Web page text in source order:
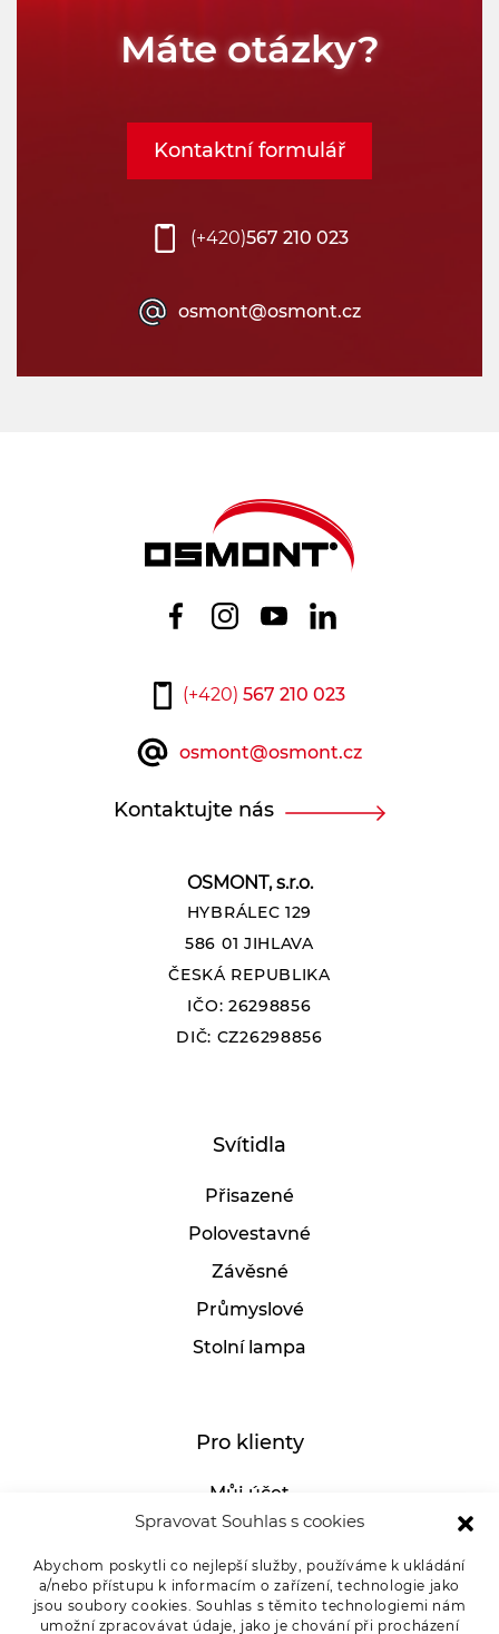
Spravovat Souhlas s cookies
Abychom poskytli co nejlepší služby, používáme k ukládání
a/nebo přístupu k informacím o zařízení, technologie jako
jsou soubory cookies. Souhlas s těmito technologiemi nám
umožní zpracovávat údaje, jako je chování při procházení
Máte otázky?
(+420)567 210 023
osmont@osmont.cz
Kontaktní formulář
OSMONT, s.r.o.
HYBRÁLEC 129
586 01 JIHLAVA
ČESKÁ REPUBLIKA
IČO: 26298856
DIČ: CZ26298856
Svítidla
Přisazené
Polovestavné
Závěsné
Průmyslové
Stolní lampa
Pro klienty
Můj účet
GDPR
Whistleblowing
E-SHOP – Všeobecné obchodní podmínky &
(+420) 567 210 023
osmont@osmont.cz
Kontaktujte nás